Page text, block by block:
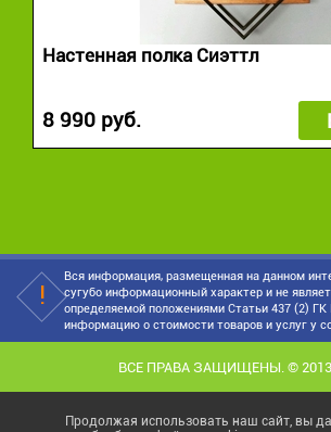
Настенная полка Сиэттл
8 990 руб.
Вся информация, размещенная на данном
сугубо информационный характер и не
определяемой положениями Статьи 437 (2)
информацию о стоимости товаров и услуг у
ВСЕ ПРАВА ЗАЩИЩЕНЫ. ©
Продолжая использовать наш сайт, вы